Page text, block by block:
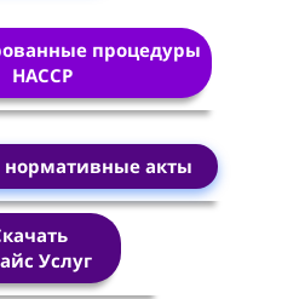
Услуг
процедуры
HACCP
нормативные акты